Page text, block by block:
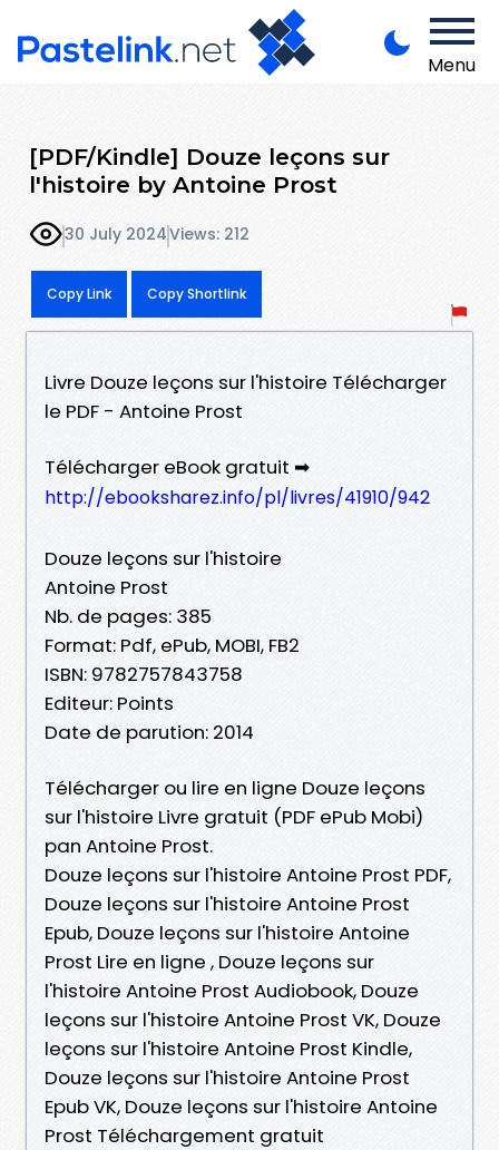
Menu
[PDF/Kindle] Douze leçons sur
l'histoire by Antoine Prost
30 July 2024Views: 212
Copy Link Copy Shortlink
Livre Douze leçons sur l'histoire Télécharger
le PDF - Antoine Prost
Télécharger eBook gratuit ➡
http://ebooksharez.info/pl/livres/41910/942
Douze leçons sur l'histoire
Antoine Prost
Nb. de pages: 385
Format: Pdf, ePub, MOBI, FB2
ISBN: 9782757843758
Editeur: Points
Date de parution: 2014
Télécharger ou lire en ligne Douze leçons
sur l'histoire Livre gratuit (PDF ePub Mobi)
pan Antoine Prost.
Douze leçons sur l'histoire Antoine Prost PDF,
Douze leçons sur l'histoire Antoine Prost
Epub, Douze leçons sur l'histoire Antoine
Prost Lire en ligne , Douze leçons sur
l'histoire Antoine Prost Audiobook, Douze
leçons sur l'histoire Antoine Prost VK, Douze
leçons sur l'histoire Antoine Prost Kindle,
Douze leçons sur l'histoire Antoine Prost
Epub VK, Douze leçons sur l'histoire Antoine
Prost Téléchargement gratuit